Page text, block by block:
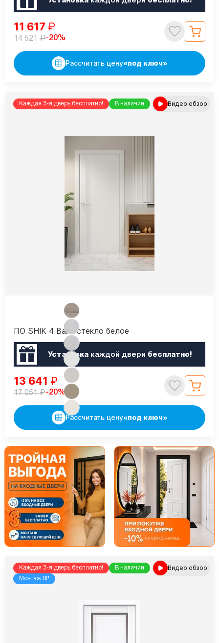
11 617 ₽
14 521₽-20%
Рассчитать цену«под ключ»
Каждая 3-я дверь бесплатно! В наличии Видео обзор
ПО SHIK 4 Вайт стекло белое
Установкакаждой двери бесплатно!
13 641 ₽
17 051₽-20%
Рассчитать цену«под ключ»
Каждая 3-я дверь бесплатно!
В наличии
Монтаж 0₽
Видео обзор